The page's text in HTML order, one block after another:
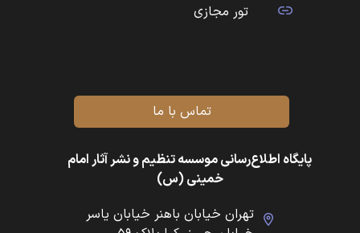
تور مجازی
تماس با ما
پایگاه اطلاع‌رسانی موسسه تنظیم و نشر آثار امام
خمینی (س)
تهران خیابان باهنر خیابان یاسر